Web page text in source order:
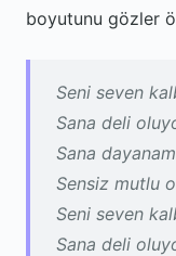
boyutunu gözler
Seni seven
Sana deli
Sana
Sensiz mutlu
Seni seven
Sana deli